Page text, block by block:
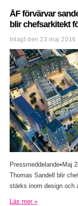
ÅF förvärvar
blir chefsarkitekt
Inlagt den 23 maj 2016
Pressmeddelande•Maj
Thomas Sandell blir
stärks inom design och
Läs mer »